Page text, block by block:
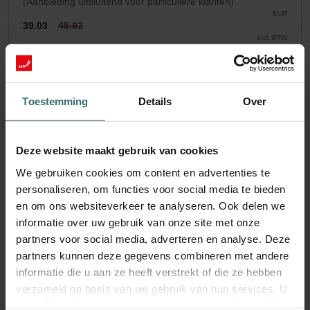
Toestemming Details Over
Deze website maakt gebruik van cookies
We gebruiken cookies om content en advertenties te
personaliseren, om functies voor social media te bieden
en om ons websiteverkeer te analyseren. Ook delen we
informatie over uw gebruik van onze site met onze
partners voor social media, adverteren en analyse. Deze
partners kunnen deze gegevens combineren met andere
informatie die u aan ze heeft verstrekt of die ze hebben
verzameld op basis van uw gebruik van hun services. U
EUR
39.03 45.92
incl. BTW
Inschrijven